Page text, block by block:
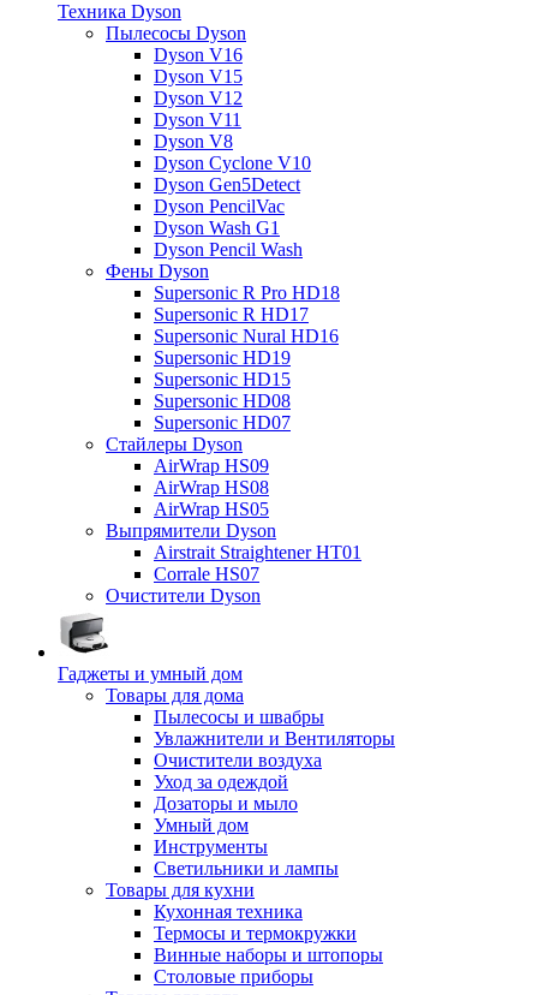
Техника Dyson
Пылесосы Dyson
Dyson V16
Dyson V15
Dyson V12
Dyson V11
Dyson V8
Dyson Cyclone V10
Dyson Gen5Detect
Dyson PencilVac
Dyson Wash G1
Dyson Pencil Wash
Фены Dyson
Supersonic R Pro HD18
Supersonic R HD17
Supersonic Nural HD16
Supersonic HD19
Supersonic HD15
Supersonic HD08
Supersonic HD07
Стайлеры Dyson
AirWrap HS09
AirWrap HS08
AirWrap HS05
Выпрямители Dyson
Airstrait Straightener HT01
Corrale HS07
Очистители Dyson
Гаджеты и умный дом
Товары для дома
Пылесосы и швабры
Увлажнители и Вентиляторы
Очистители воздуха
Уход за одеждой
Дозаторы и мыло
Умный дом
Инструменты
Светильники и лампы
Товары для кухни
Кухонная техника
Термосы и термокружки
Винные наборы и штопоры
Столовые приборы